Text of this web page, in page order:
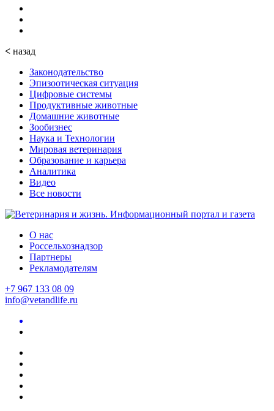
< назад
Законодательство
Эпизоотическая ситуация
Цифровые системы
Продуктивные животные
Домашние животные
Зообизнес
Наука и Технологии
Мировая ветеринария
Образование и карьера
Аналитика
Видео
Все новости
О нас
Россельхознадзор
Партнеры
Рекламодателям
+7 967 133 08 09
info@vetandlife.ru